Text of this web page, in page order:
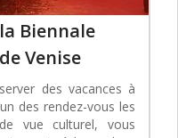
Biennale
Venise
des vacances à
des rendez-vous les
vue culturel, vous